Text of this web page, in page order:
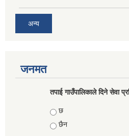
अन्य
जनमत
तपाई गाउँपालिकाले दिने सेवा
Choices
छ
छैन